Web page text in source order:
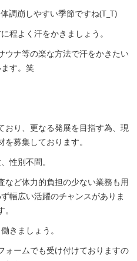
調崩しやすい季節ですね(T_T)
程よく汗をかきましょう。
ウナ等の楽な方法で汗をかきたい
す。笑
おり、更なる発展を目指す為、現
募集しております。
性別不問。
など体力的負担の少ない業務も用
幅広い活躍のチャンスがありま
。
きましょう。
ォームでも受け付けておりますの